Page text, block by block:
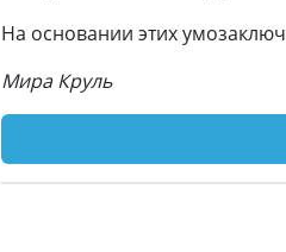
На основании этих
Мира Круль